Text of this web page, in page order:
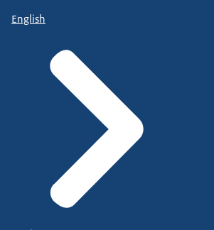
English